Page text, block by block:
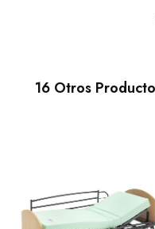
16 Otros